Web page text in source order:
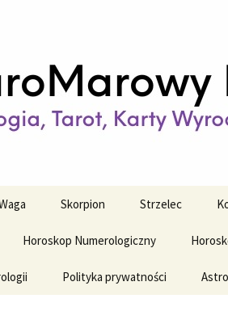
Skorpion Strzelec
Horoskop Numerologiczny
Polityka prywatności